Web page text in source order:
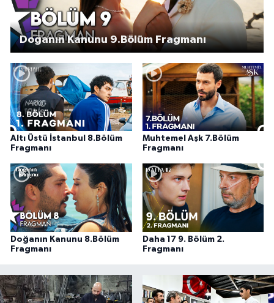
Doğanın Kanunu 9.Bölüm Fragmanı
Altı Üstü İstanbul 8.Bölüm
Fragmanı
Muhtemel Aşk 7.Bölüm
Fragmanı
Doğanın Kanunu 8.Bölüm
Fragmanı
Daha 17 9. Bölüm 2.
Fragmanı